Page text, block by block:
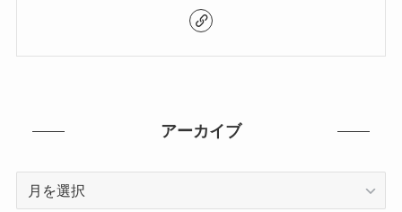
アーカイブ